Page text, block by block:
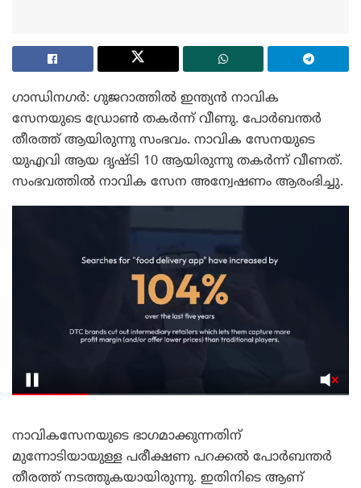
ഗാന്ധിനഗർ: ഗുജറാത്തിൽ ഇന്ത്യൻ നാവിക
സേനയുടെ ഡ്രോൺ തകർന്ന് വീണു. പോർബന്തർ
തീരത്ത് ആയിരുന്നു സംഭവം. നാവിക സേനയുടെ
യുഎവി ആയ ദൃഷ്ടി 10 ആയിരുന്നു തകർന്ന് വീണത്.
സംഭവത്തിൽ നാവിക സേന അന്വേഷണം ആരംഭിച്ചു.
നാവികസേനയുടെ ഭാഗമാക്കുന്നതിന്
മുന്നോടിയായുള്ള പരീക്ഷണ പറക്കൽ പോർബന്തർ
തീരത്ത് നടത്തുകയായിരുന്നു. ഇതിനിടെ ആണ്